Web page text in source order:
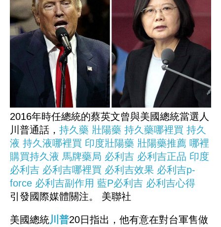
2016年時任總統的蔡英文曾與美國總統當選人
川普通話， 持久藥 壯陽藥 持久藥哪裡買 持久
液 持久液哪裡買 印度壯陽藥 壯陽藥推薦 哪裡
購買持久液 馬牌藥局 必利吉 必利吉正品 印度
必利吉 必利吉哪裡買 必利吉效果 必利吉p-
force 必利吉副作用 藍P必利吉 必利吉心得
引發國際媒體關注。 美聯社
美國總統川普20日指出，他有意在對台軍售做